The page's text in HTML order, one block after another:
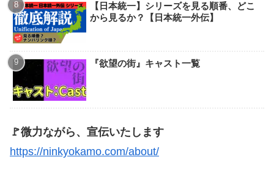
【日本統一】シリーズを見る順番、どこ
から見るか？【日本統一外伝】
『欲望の街』キャスト一覧
🚩微力ながら、宣伝いたします
https://ninkyokamo.com/about/